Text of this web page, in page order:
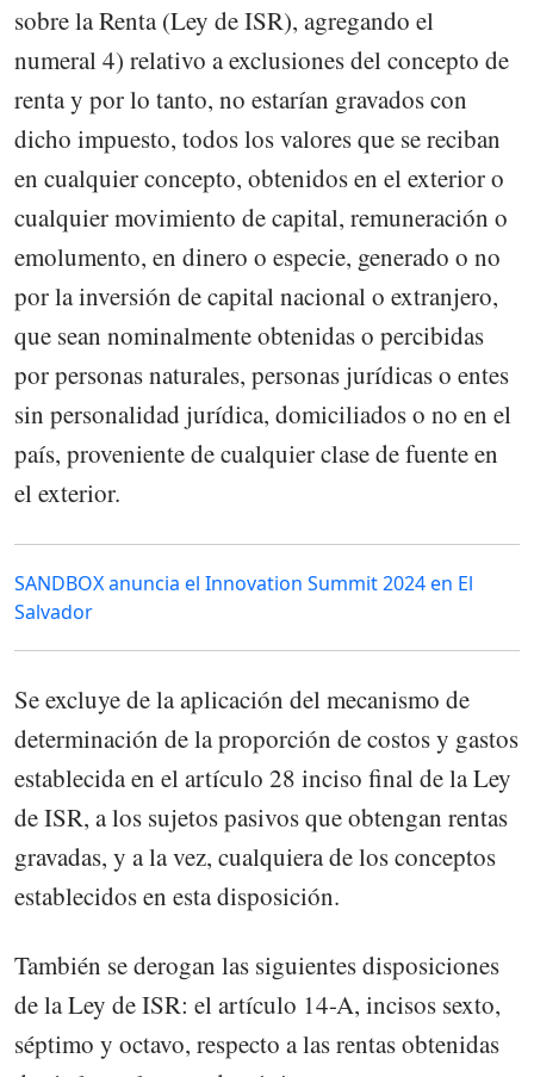
sobre la Renta (Ley de ISR), agregando el
numeral 4) relativo a exclusiones del concepto de
renta y por lo tanto, no estarían gravados con
dicho impuesto, todos los valores que se reciban
en cualquier concepto, obtenidos en el exterior o
cualquier movimiento de capital, remuneración o
emolumento, en dinero o especie, generado o no
por la inversión de capital nacional o extranjero,
que sean nominalmente obtenidas o percibidas
por personas naturales, personas jurídicas o entes
sin personalidad jurídica, domiciliados o no en el
país, proveniente de cualquier clase de fuente en
el exterior.
SANDBOX anuncia el Innovation Summit 2024 en El
Salvador
Se excluye de la aplicación del mecanismo de
determinación de la proporción de costos y gastos
establecida en el artículo 28 inciso final de la Ley
de ISR, a los sujetos pasivos que obtengan rentas
gravadas, y a la vez, cualquiera de los conceptos
establecidos en esta disposición.
También se derogan las siguientes disposiciones
de la Ley de ISR: el artículo 14-A, incisos sexto,
séptimo y octavo, respecto a las rentas obtenidas